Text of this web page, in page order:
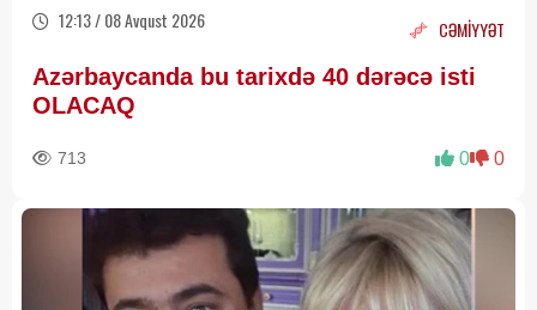
12:13 / 08 Avqust 2026 CƏMİYYƏT
Azərbaycanda bu tarixdə 40 dərəcə isti
OLACAQ
713 0 0